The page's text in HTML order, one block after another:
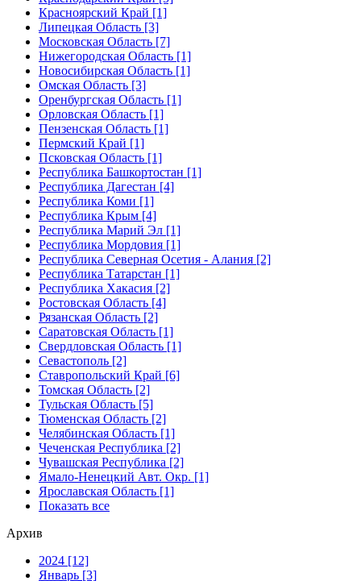
Красноярский Край [1]
Липецкая Область [3]
Московская Область [7]
Нижегородская Область [1]
Новосибирская Область [1]
Омская Область [3]
Оренбургская Область [1]
Орловская Область [1]
Пензенская Область [1]
Пермский Край [1]
Псковская Область [1]
Республика Башкортостан [1]
Республика Дагестан [4]
Республика Коми [1]
Республика Крым [4]
Республика Марий Эл [1]
Республика Мордовия [1]
Республика Северная Осетия - Алания [2]
Республика Татарстан [1]
Республика Хакасия [2]
Ростовская Область [4]
Рязанская Область [2]
Саратовская Область [1]
Свердловская Область [1]
Севастополь [2]
Ставропольский Край [6]
Томская Область [2]
Тульская Область [5]
Тюменская Область [2]
Челябинская Область [1]
Чеченская Республика [2]
Чувашская Республика [2]
Ямало-Ненецкий Авт. Окр. [1]
Ярославская Область [1]
Показать все
Архив
2024 [12]
Январь [3]